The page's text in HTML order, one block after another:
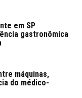
em SP
gastronômica
máquinas,
do médico-